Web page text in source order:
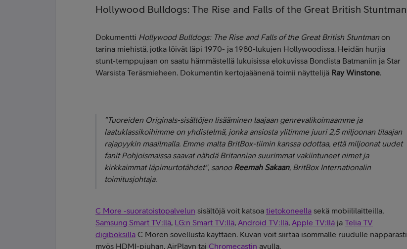
Hollywood Bulldogs: The Rise and Falls of the Great British Stuntman
Dokumentti Hollywood Bulldogs: The Rise and Falls of the Great British Stuntmanon
tarina miehistä, jotka löivät läpi 1970- ja 1980-lukujen Hollywoodissa. Heidän hurjia
stunt-temppujaan on saatu hämmästellä lukuisissa elokuvissa Bondista Batmaniin ja Star
Warsista Teräsmieheen. Dokumentin kertojaäänenä toimii näyttelijä Ray Winstone.
”Tuoreiden Originals-sisältöjen lisääminen laajaan genrevalikoimaamme ja
laatuklassikoihimme on yhdistelmä, jonka ansiosta ylitimme juuri 2,5 miljoonan tilaajan
rajapyykin maailmalla. Emme malta BritBox-tiimin kanssa odottaa, että miljoonat uudet
fanit Pohjoismaissa saavat nähdä Britannian suurimmat vakiintuneet nimet ja
kirkkaimmat läpimurtotähdet", sanoo Reemah Sakaan, BritBox Internationalin
toimitusjohtaja.
C More -suoratoistopalvelun sisältöjä voit katsoa tietokoneella sekä mobiililaitteilla,
Samsung Smart TV:llä, LG:n Smart TV:llä, Android TV:llä, Apple TV:llä ja Telia TV
digiboksilla C Moren sovellusta käyttäen. Kuvan voit siirtää isommalle ruudulle näppärästi
myös HDMI-piuhan, AirPlayn tai Chromecastin avulla.